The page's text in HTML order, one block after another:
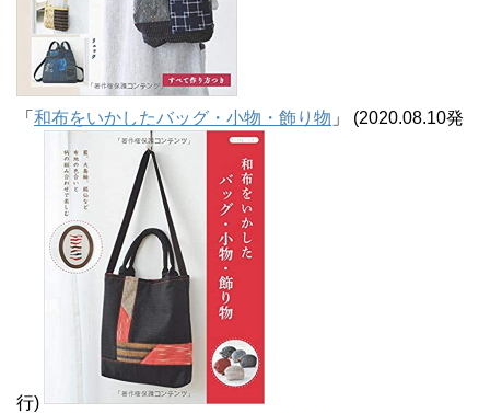
「 和布をいかしたバッグ・小物・飾り物 」 (2020.08.10発
行)